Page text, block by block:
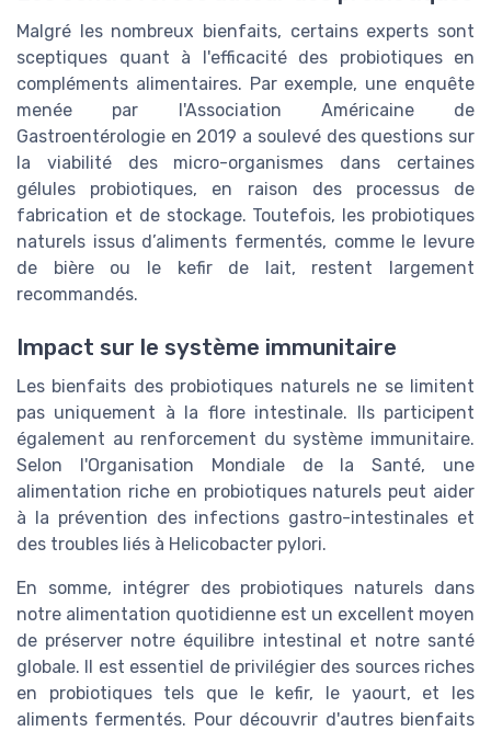
Malgré les nombreux bienfaits, certains experts sont
sceptiques quant à l'efficacité des probiotiques en
compléments alimentaires. Par exemple, une enquête
menée par l'Association Américaine de
Gastroentérologie en 2019 a soulevé des questions sur
la viabilité des micro-organismes dans certaines
gélules probiotiques, en raison des processus de
fabrication et de stockage. Toutefois, les probiotiques
naturels issus d’aliments fermentés, comme le levure
de bière ou le kefir de lait, restent largement
recommandés.
Impact sur le système immunitaire
Les bienfaits des probiotiques naturels ne se limitent
pas uniquement à la flore intestinale. Ils participent
également au renforcement du système immunitaire.
Selon l'Organisation Mondiale de la Santé, une
alimentation riche en probiotiques naturels peut aider
à la prévention des infections gastro-intestinales et
des troubles liés à Helicobacter pylori.
En somme, intégrer des probiotiques naturels dans
notre alimentation quotidienne est un excellent moyen
de préserver notre équilibre intestinal et notre santé
globale. Il est essentiel de privilégier des sources riches
en probiotiques tels que le kefir, le yaourt, et les
aliments fermentés. Pour découvrir d'autres bienfaits